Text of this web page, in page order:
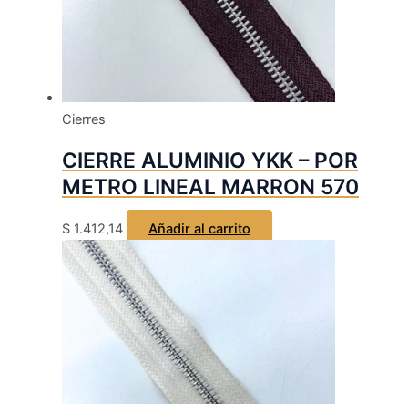
Cierres
CIERRE ALUMINIO YKK – POR
METRO LINEAL MARRON 570
$ 1.412,14 Añadir al carrito